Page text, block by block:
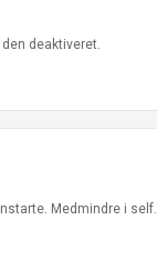
deaktiveret.
Medmindre i